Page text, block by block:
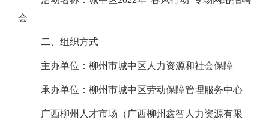
会
二、组织方式
主办单位：柳州市城中区人力资源和社会保障
承办单位：柳州市城中区劳动保障管理服务中心
广西柳州人才市场（广西柳州鑫智人力资源有限